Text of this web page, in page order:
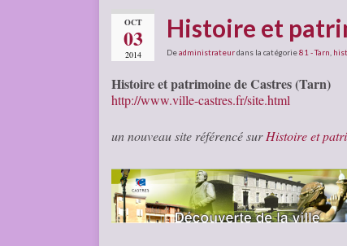
OCT
03
2014
Histoire et
Deadministrateurdans la catégorie81 - Tarn
Histoire et patrimoine de Castres (Tarn)
http://www.ville-castres.fr/site.html
un nouveau site référencé surHistoire et